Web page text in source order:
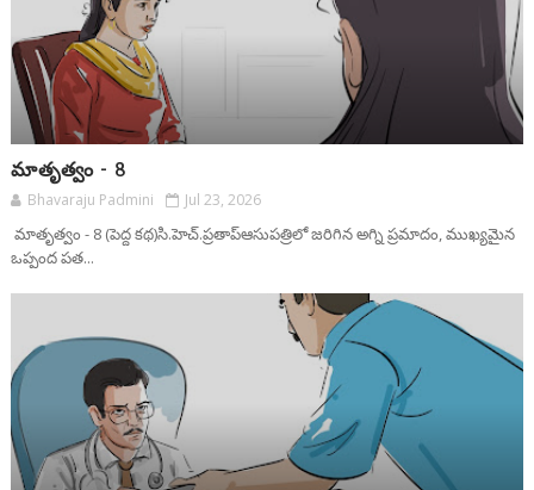
మాతృత్వం - 8
Bhavaraju Padmini Jul 23, 2026
మాతృత్వం - 8 (పెద్ద కథ)సి.హెచ్.ప్రతాప్ఆసుపత్రిలో జరిగిన అగ్ని ప్రమాదం, ముఖ్యమైన
ఒప్పంద పత...